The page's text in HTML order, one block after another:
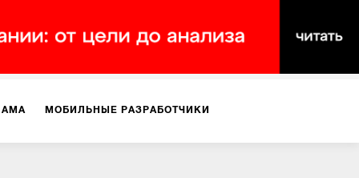
МОБИЛЬНЫЕ РАЗРАБОТЧИКИ